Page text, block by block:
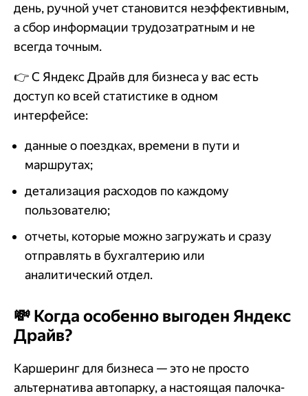
день, ручной учет становится неэффективным,
а сбор информации трудозатратным и не
всегда точным.
👉 С Яндекс Драйв для бизнеса у вас есть
доступ ко всей статистике в одном
интерфейсе:
данные о поездках, времени в пути и
маршрутах;
детализация расходов по каждому
пользователю;
отчеты, которые можно загружать и сразу
отправлять в бухгалтерию или
аналитический отдел.
💸 Когда особенно выгоден Яндекс
Драйв?
Каршеринг для бизнеса — это не просто
альтернатива автопарку, а настоящая палочка-